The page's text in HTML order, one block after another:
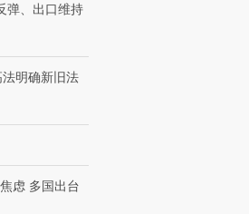
100种
·第三对
【商旅对话】华住集团
CFO：不靠规模取胜，华
住三大增长引擎是什么？
弹、出口维持
明确新旧法
虑 多国出台